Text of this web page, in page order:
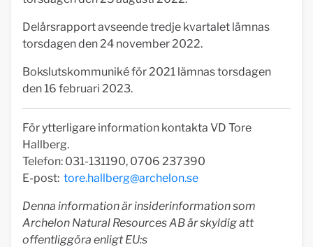
Delårsrapport avseende tredje kvartalet lämnas
torsdagen den 24 november 2022.
Bokslutskommuniké för 2021 lämnas torsdagen
den 16 februari 2023.
För ytterligare information kontakta VD Tore
Hallberg.
Telefon: 031-131190, 0706 237390
E-post: tore.hallberg@archelon.se
Denna information är insiderinformation som
Archelon Natural Resources AB är skyldig att
offentliggöra enligt EU:s